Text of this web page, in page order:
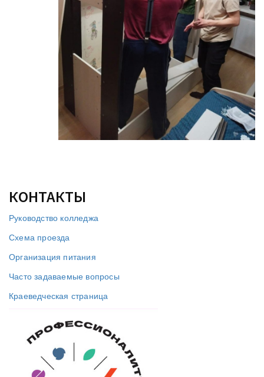
КОНТАКТЫ
Руководство колледжа
Схема проезда
Организация питания
Часто задаваемые вопросы
Краеведческая страница